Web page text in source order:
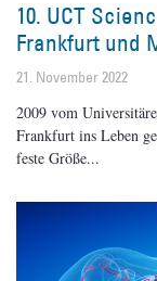
10. UCT
Frankfurt und
21. November 2022
2009 vom
Frankfurt ins Leben
feste Größe